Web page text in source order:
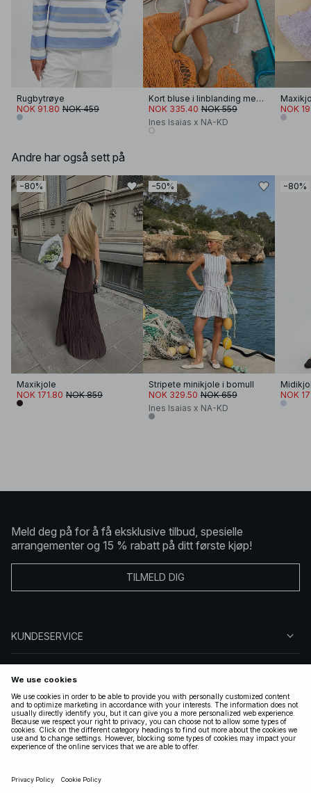
Rugbytrøye
NOK 91.80 NOK 459
Kort bluse i linblanding med broderi
NOK 335.40 NOK 559
Ines Isaias x NA-KD
NOK
Andre har også sett på
−80%
Maxikjole
NOK 171.80 NOK 859
−50%
Stripete minikjole i bomull
NOK 329.50 NOK 659
Ines Isaias x NA-KD
−80%
NOK
Meld deg på for å få eksklusive tilbud, spesielle
arrangementer og 15 % rabatt på ditt første kjøp!
TILMELD DIG
KUNDESERVICE
FØLG OSS
LOVLIG